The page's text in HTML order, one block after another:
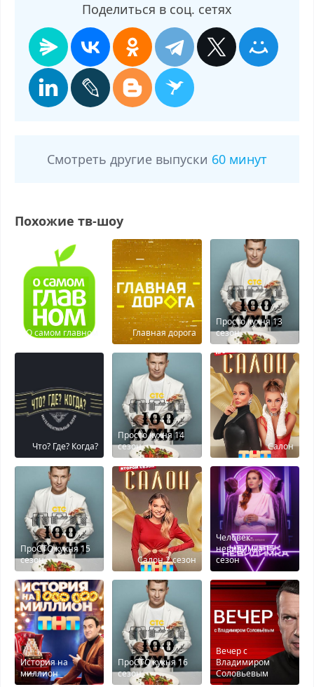
Поделиться в соц. сетях
Смотреть другие выпуски 60 минут
Похожие тв-шоу
О самом главном Главная дорога
Просто кухня 13
сезон
Что? Где? Когда?
Просто кухня 14
сезон
Салон
ПроСТО кухня 15
сезон
Салон 2 сезон
Человек-
невидимка 15
сезон
История на
миллион
ПроСТО кухня 16
сезон
Вечер с
Владимиром
Соловьевым